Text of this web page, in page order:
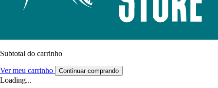
Subtotal do carrinho
Ver meu carrinho Continuar comprando
Loading...